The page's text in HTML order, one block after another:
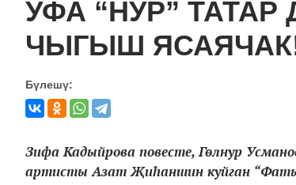
УФА “НУР”
ЧЫГЫШ
Бүлешү:
Зифа Кадыйрова повесте, Гөлнур
артисты Азат Җиһаншин куйган